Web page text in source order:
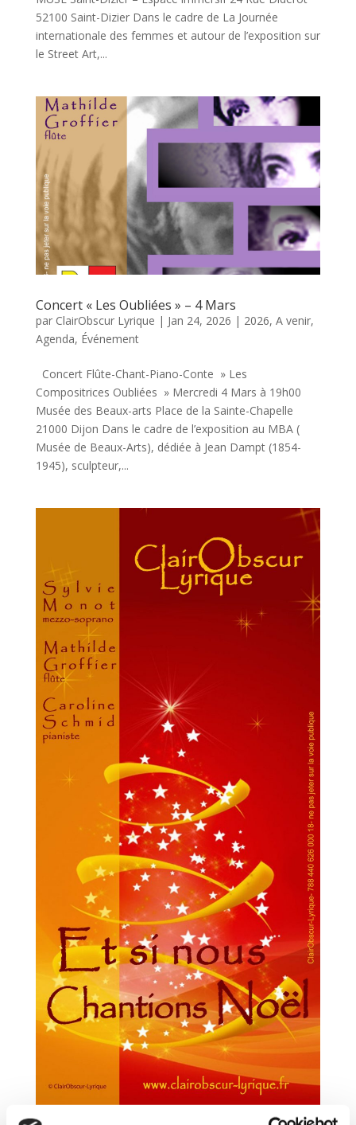
52100 Saint-Dizier Dans le cadre de La Journée
internationale des femmes et autour de l’exposition sur
le Street Art,...
Concert « Les Oubliées » – 4 Mars
par ClairObscur Lyrique | Jan 24, 2026 | 2026, A venir,
Agenda, Événement
Concert Flûte-Chant-Piano-Conte » Les
Compositrices Oubliées » Mercredi 4 Mars à 19h00
Musée des Beaux-arts Place de la Sainte-Chapelle
21000 Dijon Dans le cadre de l’exposition au MBA (
Musée de Beaux-Arts), dédiée à Jean Dampt (1854-
1945), sculpteur,...